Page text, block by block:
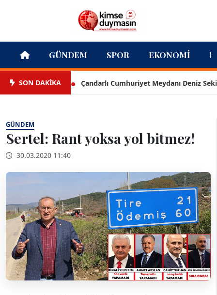
GÜNDEM SPOR EKONOMI
SON DAKİKA Çandarlı Cumhuriyet Meydanı Deniz Seki ile
GÜNDEM
Sertel: Rant yoksa yol bitmez!
30.03.2020 11:40